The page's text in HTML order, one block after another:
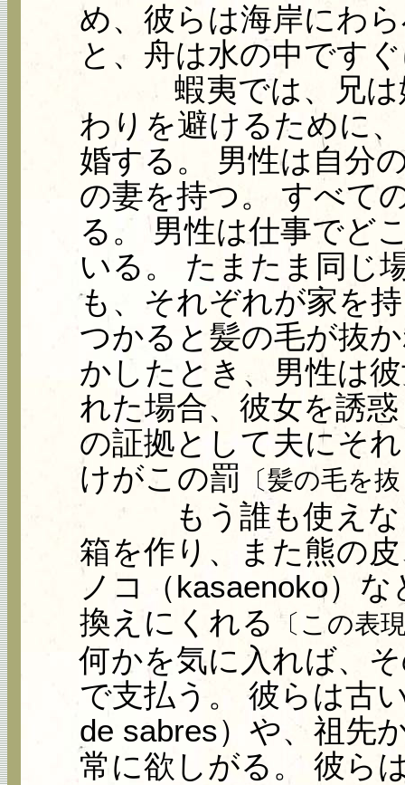
め、彼らは海岸にわ
と、舟は水の中です
蝦夷では、兄は妹
わりを避けるために
婚する。 男性は自分
の妻を持つ。 すべて
る。 男性は仕事でど
いる。 たまたま同じ
も、それぞれが家を
つかると髪の毛が抜
かしたとき、男性は
れた場合、彼女を誘
の証拠として夫にそ
けがこの罰
〔髪の毛を
もう誰も使えなく
箱を作り、また熊の
ノコ（kasaenoko）
換えにくれる 〔この表
何かを気に入れば、
で支払う。 彼らは古
de sabres）や、祖先
常に欲しがる。 彼ら